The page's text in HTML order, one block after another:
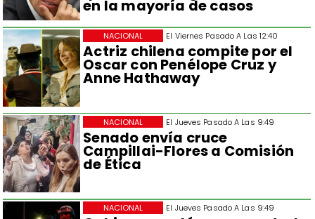
en la mayoría de casos
El Viernes Pasado A Las 12:40
Actriz chilena compite por el
Oscar con Penélope Cruz y
Anne Hathaway
NACIONAL
El Jueves Pasado A Las 9:49
Senado envía cruce
Campillai-Flores a Comisión
de Ética
NACIONAL
El Jueves Pasado A Las 9:49
NACIONAL